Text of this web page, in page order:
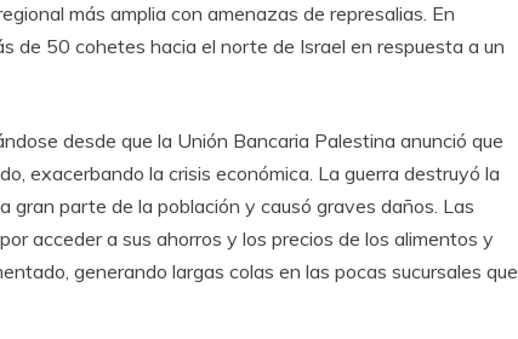
más amplia con amenazas de represalias. En
de 50 cohetes hacia el norte de Israel en respuesta a un
desde que la Unión Bancaria Palestina anunció que
exacerbando la crisis económica. La guerra destruyó la
gran parte de la población y causó graves daños. Las
acceder a sus ahorros y los precios de los alimentos y
generando largas colas en las pocas sucursales que